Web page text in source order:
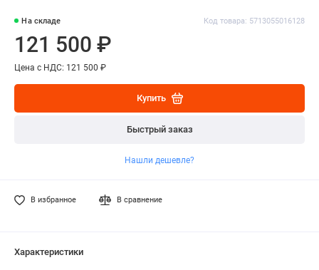
На складе Код товара: 5713055016128
121 500 ₽
Цена с НДС: 121 500 ₽
Купить
Быстрый заказ
Нашли дешевле?
В избранное В сравнение
Характеристики